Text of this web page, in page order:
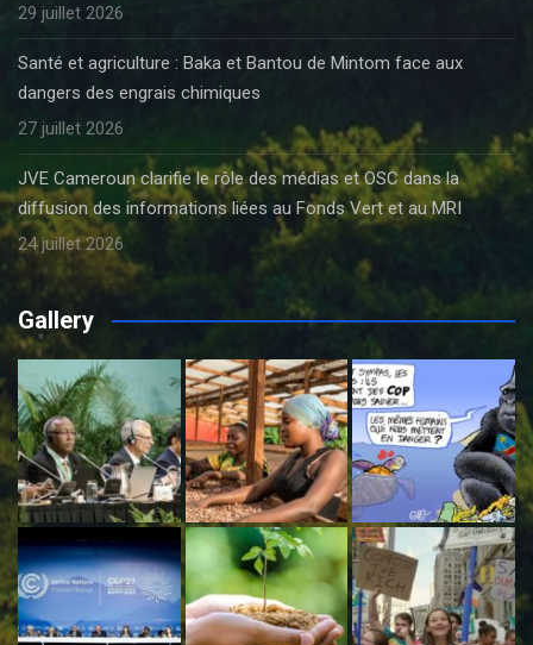
29 juillet 2026
Santé et agriculture : Baka et Bantou de Mintom face aux
dangers des engrais chimiques
27 juillet 2026
JVE Cameroun clarifie le rôle des médias et OSC dans la
diffusion des informations liées au Fonds Vert et au MRI
24 juillet 2026
Gallery